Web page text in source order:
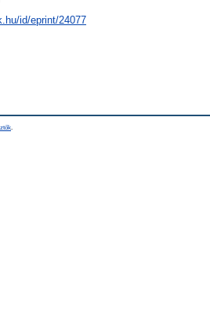
id/eprint/24077